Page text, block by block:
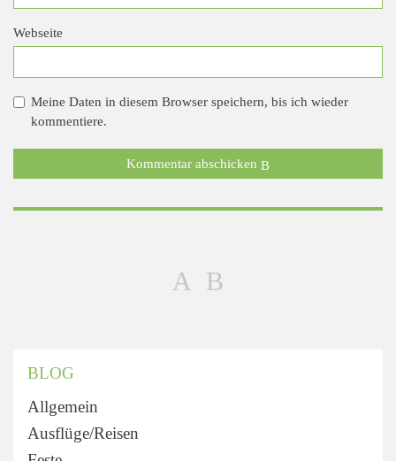
Webseite
Meine Daten in diesem Browser speichern, bis ich wieder
kommentiere.
Kommentar abschicken
BLOG
Allgemein
Ausflüge/Reisen